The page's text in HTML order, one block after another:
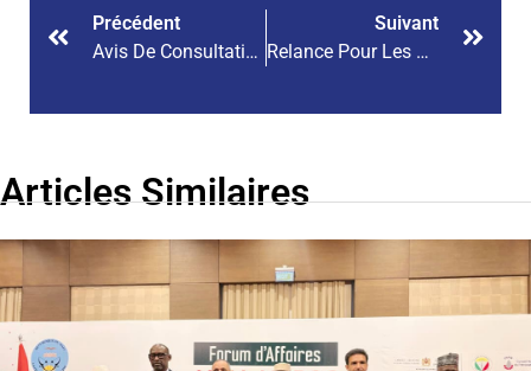
Précédent
Avis De Consultation Pour Le Recrutement D’une Agence De Communication
Suivant
Relance Pour Les Projets Dans Le Cadre Du Forum OCI, 02 Et 04 Décembre 2025
Articles Similaires